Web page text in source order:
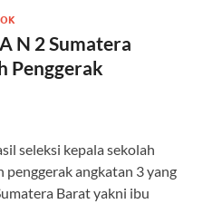
N 2 Sumatera
Penggerak
seleksi kepala sekolah
penggerak angkatan 3 yang
Barat yakni ibu